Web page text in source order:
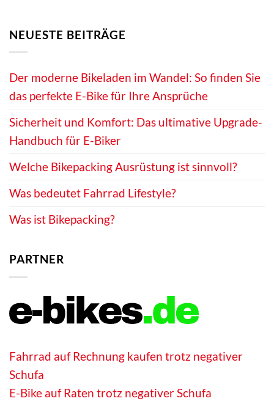
NEUESTE BEITRÄGE
Der moderne Bikeladen im Wandel: So finden Sie
das perfekte E-Bike für Ihre Ansprüche
Sicherheit und Komfort: Das ultimative Upgrade-
Handbuch für E-Biker
Welche Bikepacking Ausrüstung ist sinnvoll?
Was bedeutet Fahrrad Lifestyle?
Was ist Bikepacking?
PARTNER
Fahrrad auf Rechnung kaufen trotz negativer
Schufa
E-Bike auf Raten trotz negativer Schufa